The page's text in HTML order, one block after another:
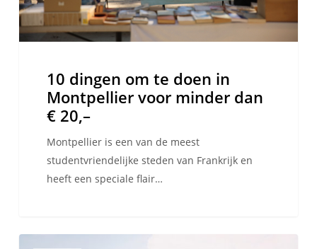
minder
dan
10 dingen om te doen in
Montpellier voor minder dan
€ 20,–
Montpellier is een van de meest
studentvriendelijke steden van Frankrijk en
heeft een speciale flair…